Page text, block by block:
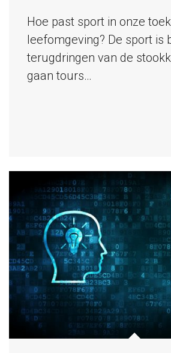
Hoe past sport in onze
leefomgeving? De sport is
terugdringen van de
gaan tours…